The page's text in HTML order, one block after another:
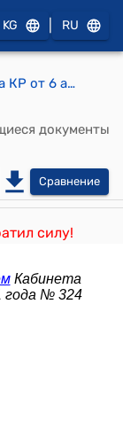
KG RU
Распоряжение Правительства КР от 6 апреля 2015 года № 151-р "Об утверждении плана мероприятий по выполнению Национальной программы развития государственного языка и совершенствования языковой политики в Кыргызской Республике на 2015-2020 годы)
документы
Сравнение
силу!